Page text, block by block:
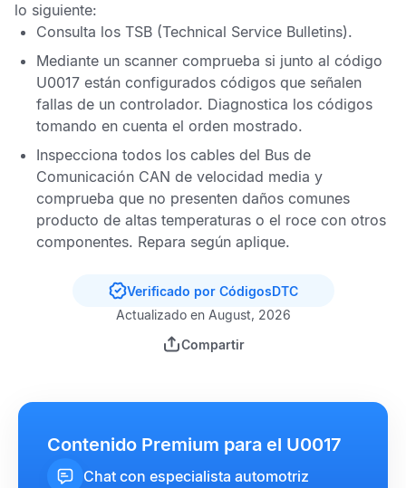
lo siguiente:
Consulta los TSB (Technical Service Bulletins).
Mediante un scanner comprueba si junto al código
U0017 están configurados códigos que señalen
fallas de un controlador. Diagnostica los códigos
tomando en cuenta el orden mostrado.
Inspecciona todos los cables del Bus de
Comunicación CAN de velocidad media y
comprueba que no presenten daños comunes
producto de altas temperaturas o el roce con otros
componentes. Repara según aplique.
Verificado por CódigosDTC
Actualizado en August, 2026
Compartir
Contenido Premium para el U0017
Chat con especialista automotriz